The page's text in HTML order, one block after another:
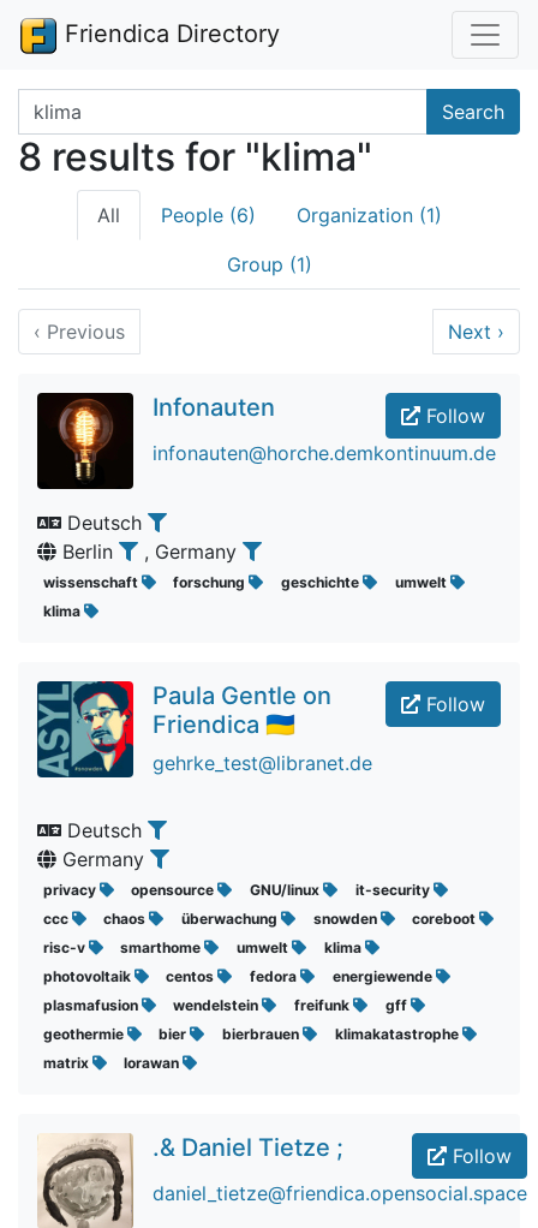
Friendica Directory
Search terms Search
8 results for "klima"
All People (6) Organization (1)
Group (1)
‹ Previous Next ›
Follow
Infonauten
infonauten@horche.demkontinuum.de
Deutsch
Berlin
, Germany
wissenschaft forschung geschichte
umwelt
klima
Follow
Paula Gentle on
Friendica 🇺🇦
gehrke_test@libranet.de
Deutsch
Germany
privacy opensource GNU/linux
it-security
ccc
chaos überwachung snowden
coreboot
risc-v
smarthome umwelt
klima
photovoltaik
centos fedora
energiewende
plasmafusion
wendelstein freifunk
gff
geothermie
bier bierbrauen
klimakatastrophe
matrix
lorawan
Follow
.& Daniel Tietze ;
daniel_tietze@friendica.opensocial.space